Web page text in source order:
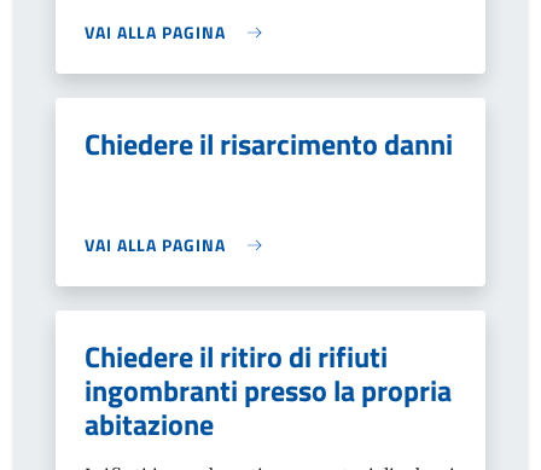
VAI ALLA PAGINA
Chiedere il risarcimento danni
VAI ALLA PAGINA
Chiedere il ritiro di rifiuti
ingombranti presso la propria
abitazione